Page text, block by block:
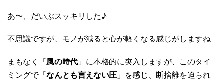
あ〜、だいぶスッキリした♪
不思議ですが、モノが減ると心が軽くなる感じがしますね
まもなく「風の時代 」に本格的に突入しますが、このタイ
ミングで「なんとも言えない圧 」を感じ、断捨離を迫られ